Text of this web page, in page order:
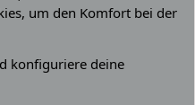
um den Komfort bei der
konfiguriere deine